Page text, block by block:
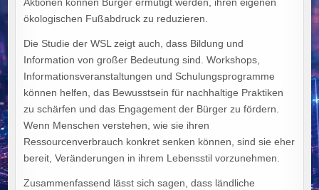
Aktionen können Bürger ermutigt werden, ihren eigenen
ökologischen Fußabdruck zu reduzieren.
Die Studie der WSL zeigt auch, dass Bildung und
Information von großer Bedeutung sind. Workshops,
Informationsveranstaltungen und Schulungsprogramme
können helfen, das Bewusstsein für nachhaltige Praktiken
zu schärfen und das Engagement der Bürger zu fördern.
Wenn Menschen verstehen, wie sie ihren
Ressourcenverbrauch konkret senken können, sind sie eher
bereit, Veränderungen in ihrem Lebensstil vorzunehmen.
Zusammenfassend lässt sich sagen, dass ländliche